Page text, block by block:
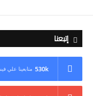
إتبعنا
530k متابعينا علي